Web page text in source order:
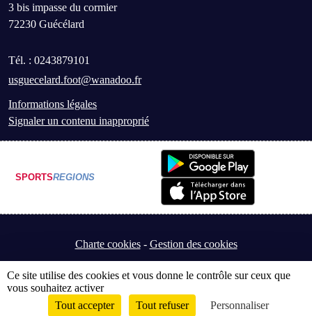
3 bis impasse du cormier
72230 Guécélard
Tél. : 0243879101
usguecelard.foot@wanadoo.fr
Informations légales
Signaler un contenu inapproprié
SPORTSREGIONS
Charte cookies Gestion des cookies
Envie de participer ? Connexion
Ce site utilise des cookies et vous donne le contrôle sur ceux que
vous souhaitez activer
Tout accepter
Tout refuser Personnaliser